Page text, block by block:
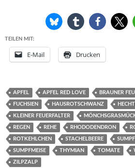
TEILEN MIT:
E-Mail Drucken
APFEL APFEL RED LOVE BRAUNER
FUCHSIEN HAUSROTSCHWANZ
KLEINER FEUERFALTER
REGEN REHE RHODODENDRON
ROTKEHLCHEN STACHELBEERE
SUMPFMEISE THYMIAN TOMATE
ZILPZALP